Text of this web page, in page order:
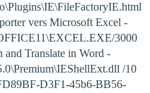
vers Microsoft Excel -
3000
and Translate in Word -
/10
D3F1-45b6-BB56-